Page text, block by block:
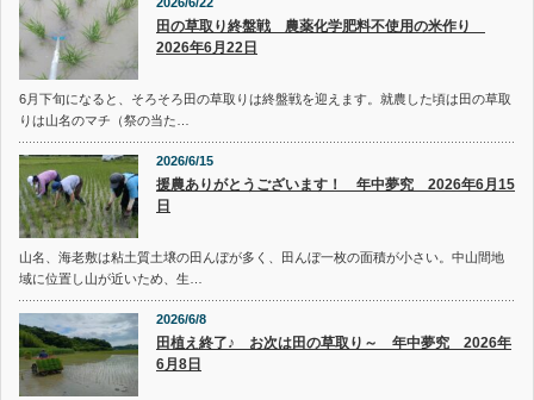
田の草取り終盤戦 農薬化学肥料不使用の米作り
2026年6月22日
6月下旬になると、そろそろ田の草取りは終盤戦を迎えます。就農した頃は田の草取
りは山名のマチ（祭の当た…
2026/6/15
援農ありがとうございます！ 年中夢究 2026年6月15
日
山名、海老敷は粘土質土壌の田んぼが多く、田んぼ一枚の面積が小さい。中山間地
域に位置し山が近いため、生…
2026/6/8
田植え終了♪ お次は田の草取り～ 年中夢究 2026年
6月8日